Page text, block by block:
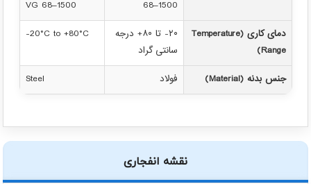
68–1500
VG 68–1500
دمای کاری (Temperature
Range)
۲۰- تا ۸۰+ درجه
سانتی گراد
-20°C to +80°C
جنس بدنه (Material) فولاد Steel
نقشه انفجاری